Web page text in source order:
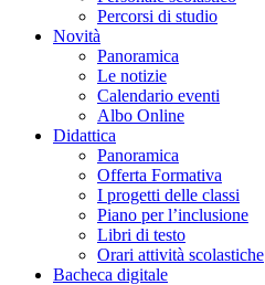
Percorsi di studio
Novità
Panoramica
Le notizie
Calendario eventi
Albo Online
Didattica
Panoramica
Offerta Formativa
I progetti delle classi
Piano per l’inclusione
Libri di testo
Orari attività scolastiche
Bacheca digitale